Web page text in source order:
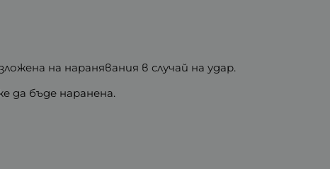
на наранявания в случай на удар.
да бъде наранена.